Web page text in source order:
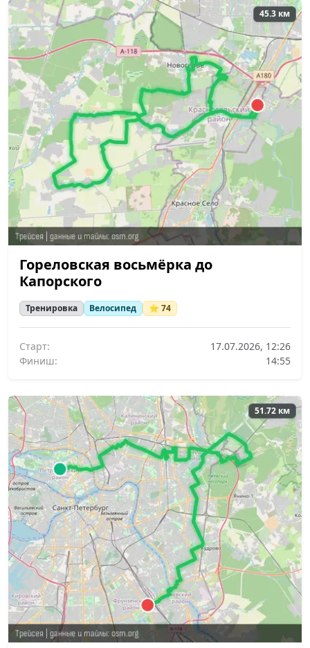
45.3 км
Гореловская восьмёрка до
Капорского
Тренировка Велосипед ⭐ 74
Старт:
17.07.2026, 12:26
Финиш:
14:55
51.72 км